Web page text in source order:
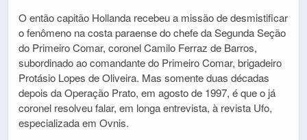
O então capitão Hollanda recebeu a missão de desmistificar
o fenômeno na costa paraense do chefe da Segunda Seção
do Primeiro Comar, coronel Camilo Ferraz de Barros,
subordinado ao comandante do Primeiro Comar, brigadeiro
Protásio Lopes de Oliveira. Mas somente duas décadas
depois da Operação Prato, em agosto de 1997, é que o já
coronel resolveu falar, em longa entrevista, à revista Ufo,
especializada em Ovnis.